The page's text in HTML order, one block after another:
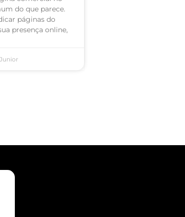
do que parece.
páginas do
presença online,